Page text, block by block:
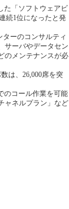
た「ソフトウェアビ
続1位になったと発
ーのコンサルティ
サーバやデータセン
のメンテナンスが必
は、26,000席を突
のコール作業を可能
ャネルプラン」など